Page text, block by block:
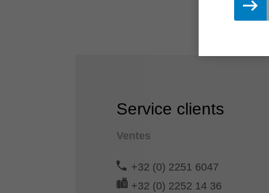
Service clients
Ventes
+32 (0) 2251 6047
+32 (0) 2252 14 36